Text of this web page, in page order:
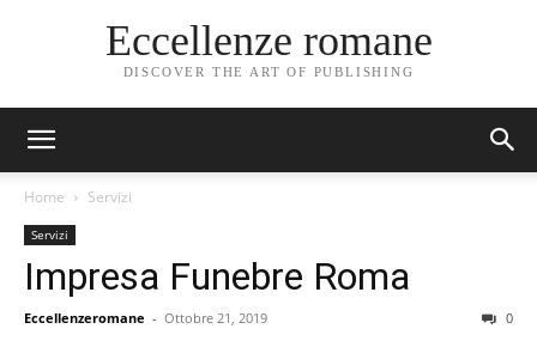
Eccellenze romane
DISCOVER THE ART OF PUBLISHING
Home Servizi
Servizi
Impresa Funebre Roma
Eccellenzeromane - Ottobre 21, 2019 0